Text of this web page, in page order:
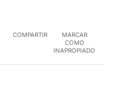
COMPARTIR
MARCAR
COMO
INAPROPIADO